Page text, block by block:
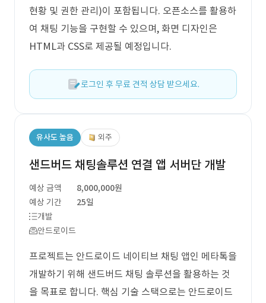
현황 및 권한 관리)이 포함됩니다. 오픈소스를 활용하
여 채팅 기능을 구현할 수 있으며, 화면 디자인은
HTML과 CSS로 제공될 예정입니다.
로그인 후 무료 견적 상담 받으세요.
유사도 높음 외주
샌드버드 채팅솔루션 연결 앱 서버단 개발
예상 금액
8,000,000원
예상 기간
25일
개발
안드로이드
프로젝트는 안드로이드 네이티브 채팅 앱인 메타톡을
개발하기 위해 샌드버드 채팅 솔루션을 활용하는 것
을 목표로 합니다. 핵심 기술 스택으로는 안드로이드